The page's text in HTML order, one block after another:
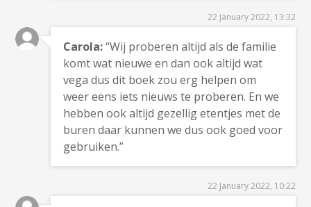
22 January 2022, 13:32
Carola:“Wij proberen altijd als de familie
komt wat nieuwe en dan ook altijd wat
vega dus dit boek zou erg helpen om
weer eens iets nieuws te proberen. En we
hebben ook altijd gezellig etentjes met de
buren daar kunnen we dus ook goed voor
gebruiken.”
22 January 2022, 10:22